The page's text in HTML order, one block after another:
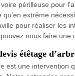
périlleuse pour
qu’en extrême
pour réaliser les
nous faire une
étêtage
est une intervention